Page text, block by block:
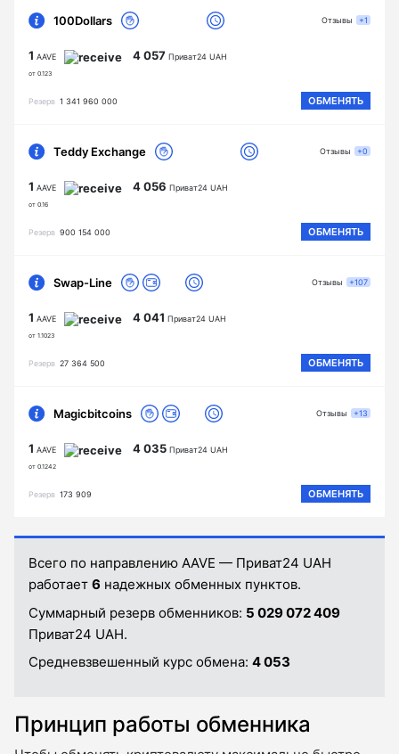
100Dollars
1 AAVE
от 0.123
4 057 Приват24 UAH
Резерв 1 341 960 000 ОБМЕНЯТЬ
Отзывы +1
Teddy Exchange
1 AAVE
от 0.16
4 056 Приват24 UAH
Резерв 900 154 000 ОБМЕНЯТЬ
Отзывы +0
Swap-Line
1 AAVE
от 1.1023
4 041 Приват24 UAH
Резерв 27 364 500 ОБМЕНЯТЬ
Отзывы +107
Magicbitcoins
1 AAVE
от 0.1242
4 035 Приват24 UAH
Резерв 173 909 ОБМЕНЯТЬ
Отзывы +13
Всего по направлению AAVE — Приват24 UAH
работает 6 надежных обменных пунктов.
Суммарный резерв обменников: 5 029 072 409
Приват24 UAH.
Средневзвешенный курс обмена: 4 053
Принцип работы обменника